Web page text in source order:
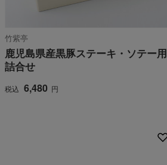
竹紫亭
鹿児島県産黒豚ステーキ・ソテー用
詰合せ
税込 6,480 円